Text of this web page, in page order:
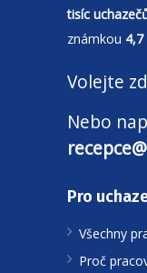
tisíc
známkou 4,7
Volejte
Nebo
Pro
Všechny
Proč